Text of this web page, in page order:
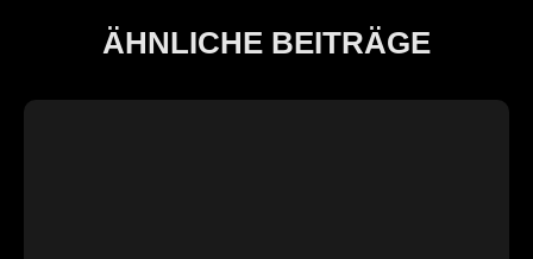
ÄHNLICHE BEITRÄGE